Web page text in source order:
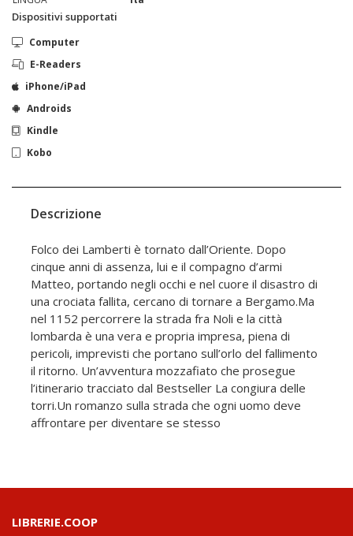
Dispositivi supportati
Computer
E-Readers
iPhone/iPad
Androids
Kindle
Kobo
Descrizione
Folco dei Lamberti è tornato dall’Oriente. Dopo
cinque anni di assenza, lui e il compagno d’armi
Matteo, portando negli occhi e nel cuore il disastro di
una crociata fallita, cercano di tornare a Bergamo.Ma
nel 1152 percorrere la strada fra Noli e la città
lombarda è una vera e propria impresa, piena di
pericoli, imprevisti che portano sull’orlo del fallimento
il ritorno. Un’avventura mozzafiato che prosegue
l’itinerario tracciato dal Bestseller La congiura delle
torri.Un romanzo sulla strada che ogni uomo deve
affrontare per diventare se stesso
LIBRERIE.COOP